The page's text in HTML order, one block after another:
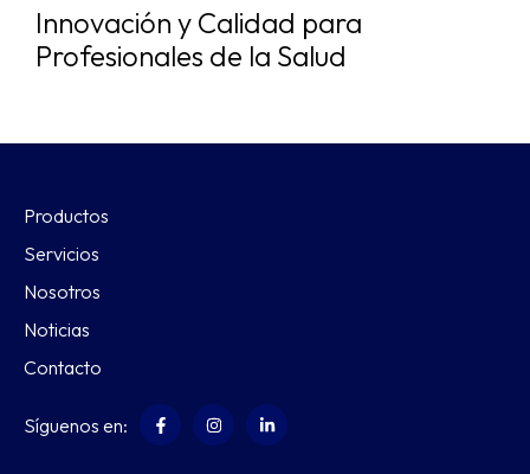
Innovación y Calidad para
Profesionales de la Salud
Productos
Servicios
Nosotros
Noticias
Contacto
Síguenos en: